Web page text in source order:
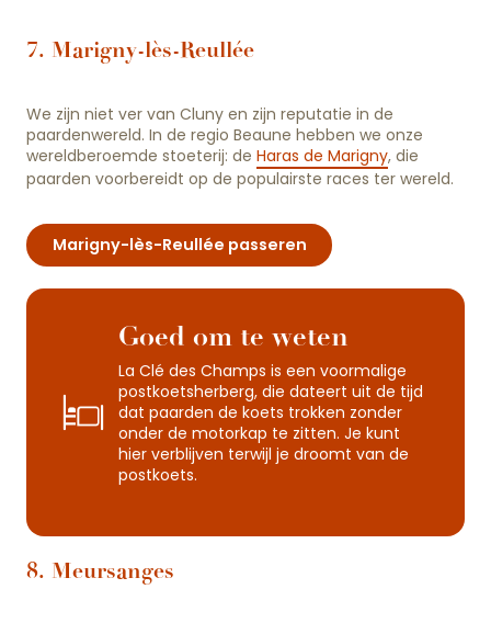
7. Marigny-lès-Reullée
We zijn niet ver van Cluny en zijn reputatie in de
paardenwereld. In de regio Beaune hebben we onze
wereldberoemde stoeterij: de Haras de Marigny, die
paarden voorbereidt op de populairste races ter wereld.
Marigny-lès-Reullée passeren
Goed om te weten
La Clé des Champs is een voormalige
postkoetsherberg, die dateert uit de tijd
dat paarden de koets trokken zonder
onder de motorkap te zitten. Je kunt
hier verblijven terwijl je droomt van de
postkoets.
8. Meursanges